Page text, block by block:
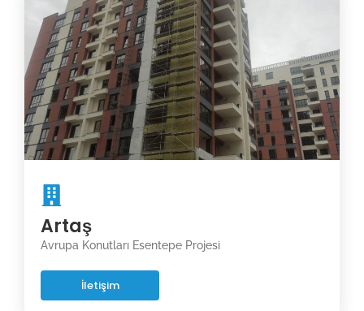
Artaş
Avrupa Konutları Esentepe Projesi
İletişim